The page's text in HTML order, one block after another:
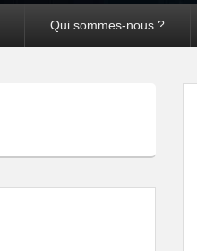
Qui sommes-nous ?